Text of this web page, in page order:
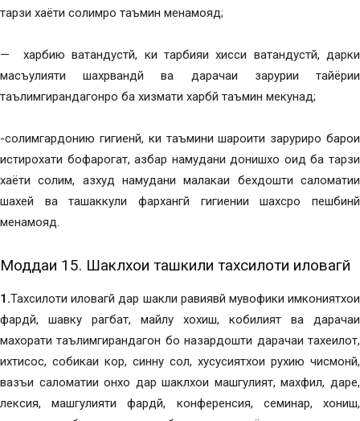
тарзи хаёти солимро таъмин менамояд;
— харбию ватандустй, ки тарбияи хисси ватандустй, дарки
масъулияти шахрвандй ва дарачаи зарурии тайёрии
таълимгирандагонро ба хизмати харбй таъмин мекунад;
-солимгардонию гигиенй, ки таъмини шароити заруриро барои
истирохати бофарогат, азбар намудани донишхо оид ба тарзи
хаёти солим, азхуд намудани малакаи бехдошти саломатии
шахей ва ташаккули фархангй гигиении шахсро пешбинй
менамояд.
Моддаи 15. Шаклхои ташкили тахсилоти иловагй
1.Тахсилоти иловагй дар шакли равиявй мувофики имкониятхои
фардй, шавку рагбат, майлу хохиш, кобилият ва дарачаи
махорати таълимгирандагон бо назардошти дарачаи тахеилот,
ихтисос, собикаи кор, синну сол, хусусиятхои рухию чисмонй,
вазъи саломатии онхо дар шаклхои машгулият, махфил, даре,
лексия, машгулияти фардй, конференсия, семинар, хониш,